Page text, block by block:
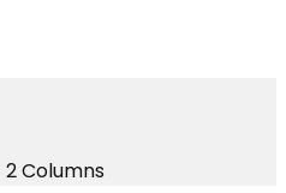
2 Columns